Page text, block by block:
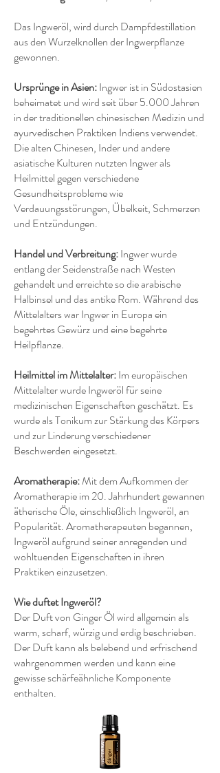
Das Ingweröl, wird durch Dampfdestillation
aus den Wurzelknollen der Ingwerpflanze
gewonnen.
Ursprünge in Asien:Ingwer ist in Südostasien
beheimatet und wird seit über 5.000 Jahren
in der traditionellen chinesischen Medizin und
ayurvedischen Praktiken Indiens verwendet.
Die alten Chinesen, Inder und andere
asiatische Kulturen nutzten Ingwer als
Heilmittel gegen verschiedene
Gesundheitsprobleme wie
Verdauungsstörungen, Übelkeit, Schmerzen
und Entzündungen.
Handel und Verbreitung:Ingwer wurde
entlang der Seidenstraße nach Westen
gehandelt und erreichte so die arabische
Halbinsel und das antike Rom. Während des
Mittelalters war Ingwer in Europa ein
begehrtes Gewürz und eine begehrte
Heilpflanze.
Heilmittel im Mittelalter:Im europäischen
Mittelalter wurde Ingweröl für seine
medizinischen Eigenschaften geschätzt. Es
wurde als Tonikum zur Stärkung des Körpers
und zur Linderung verschiedener
Beschwerden eingesetzt.
Aromatherapie:Mit dem Aufkommen der
Aromatherapie im 20. Jahrhundert gewannen
ätherische Öle, einschließlich Ingweröl, an
Popularität. Aromatherapeuten begannen,
Ingweröl aufgrund seiner anregenden und
wohltuenden Eigenschaften in ihren
Praktiken einzusetzen.
Wie duftet Ingweröl?
Der Duft von Ginger Öl wird allgemein als
warm, scharf, würzig und erdig beschrieben.
Der Duft kann als belebend und erfrischend
wahrgenommen werden und kann eine
gewisse schärfeähnliche Komponente
enthalten.